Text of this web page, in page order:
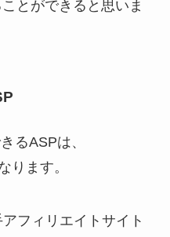
とができると思いま
るASPは、
ります。
フィリエイトサイト